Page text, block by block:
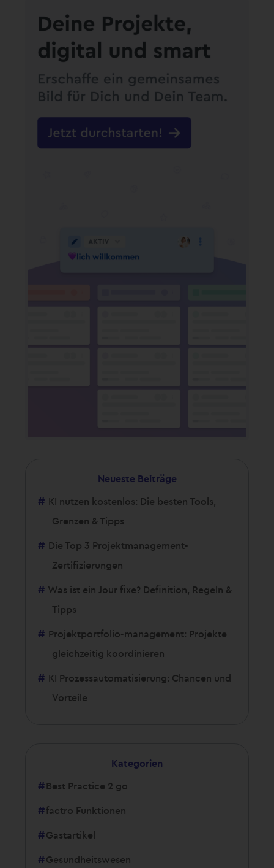
Neueste Beiträge
KI nutzen kostenlos: Die besten Tools,
Grenzen & Tipps
Die Top 3 Projektmanagement-
Zertifizierungen
Was ist ein Jour fixe? Definition, Regeln &
Tipps
Projektportfolio-management: Projekte
gleichzeitig koordinieren
KI Prozessautomatisierung: Chancen und
Vorteile
Kategorien
Best Practice 2 go
factro Funktionen
Gastartikel
Gesundheitswesen